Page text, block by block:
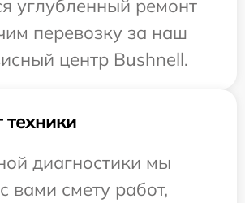
углубленный ремонт
перевозку за наш
центр Bushnell.
техники
диагностики мы
вами смету работ,